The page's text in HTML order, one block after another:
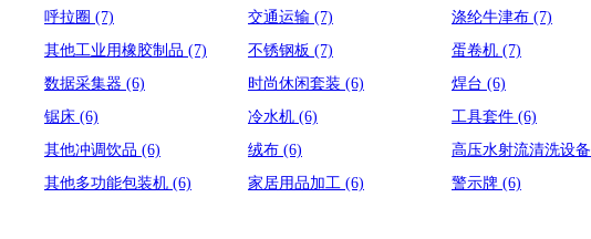
呼拉圈 (7) 交通运输 (7) 涤纶牛津布 (7)
其他工业用橡胶制品 (7) 不锈钢板 (7) 蛋卷机 (7)
数据采集器 (6) 时尚休闲套装 (6) 焊台 (6)
锯床 (6) 冷水机 (6) 工具套件 (6)
其他冲调饮品 (6) 绒布 (6) 高压水射流清洗设备
其他多功能包装机 (6) 家居用品加工 (6) 警示牌 (6)